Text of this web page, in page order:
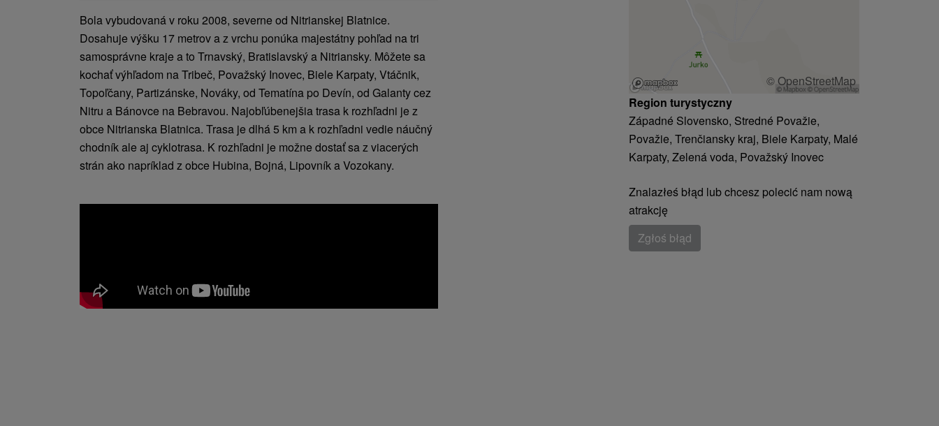
© OpenStreetMap
Region turystyczny
Západné Slovensko, Stredné Považie,
Považie, Trenčiansky kraj, Biele Karpaty, Malé
Karpaty, Zelená voda, Považský Inovec
Znalazłeś błąd lub chcesz polecić nam nową
atrakcję
Zgłoś błąd
Bola vybudovaná v roku 2008, severne od Nitrianskej Blatnice.
Dosahuje výšku 17 metrov a z vrchu ponúka majestátny pohľad na tri
samosprávne kraje a to Trnavský, Bratislavský a Nitriansky. Môžete sa
kochať výhľadom na Tribeč, Považský Inovec, Biele Karpaty, Vtáčnik,
Topoľčany, Partizánske, Nováky, od Tematína po Devín, od Galanty cez
Nitru a Bánovce na Bebravou. Najobľúbenejšia trasa k rozhľadni je z
obce Nitrianska Blatnica. Trasa je dlhá 5 km a k rozhľadni vedie náučný
chodník ale aj cyklotrasa. K rozhľadni je možne dostať sa z viacerých
strán ako napríklad z obce Hubina, Bojná, Lipovník a Vozokany.